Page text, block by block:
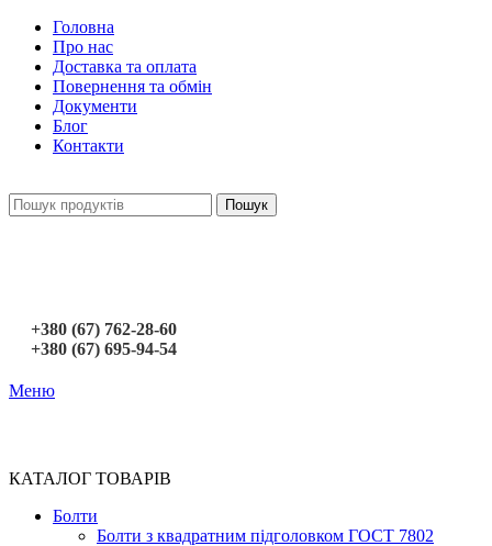
Головна
Про нас
Доставка та оплата
Повернення та обмін
Документи
Блог
Контакти
Пошук
+380 (67) 762-28-60
+380 (67) 695-94-54
Меню
КАТАЛОГ ТОВАРІВ
Болти
Болти з квадратним підголовком ГОСТ 7802